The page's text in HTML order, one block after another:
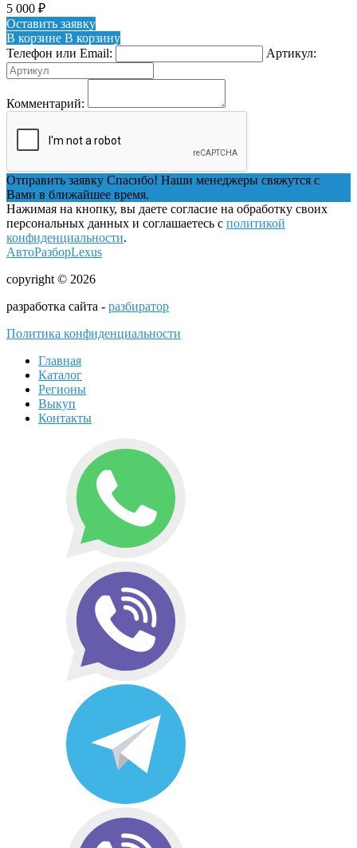
5 000 ₽
Оставить заявку
В корзине В корзину
Телефон или Email:
Артикул:
Комментарий:
Отправить заявку Спасибо! Наши менеджеры свяжутся с
Вами в ближайшее время.
Нажимая на кнопку, вы даете согласие на обработку своих
персональных данных и соглашаетесь с политикой
конфиденциальности.
АвтоРазборLexus
copyright © 2026
разработка сайта - разбиратор
Политика конфиденциальности
Главная
Каталог
Регионы
Выкуп
Контакты